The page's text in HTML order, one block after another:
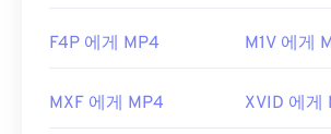
F4P 에게 MP4 M1V 에게
MXF 에게 MP4 XVID 에게